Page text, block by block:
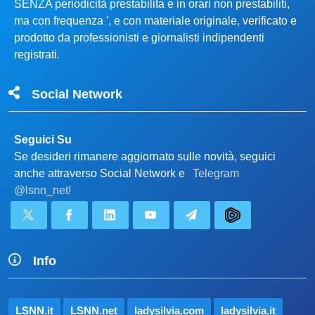
SENZA periodicità prestabilita e in orari non prestabiliti,
ma con frequenza ', e con materiale originale, verificato e
prodotto da professionisti e giornalisti indipendenti
registrati.
Social Network
Seguici Su
Se desideri rimanere aggiornato sulle novità, seguici
anche attraverso Social Network e
Telegram
@lsnn_net!
Info
LSNN.it LSNN.net ladysilvia.com ladysilvia.it